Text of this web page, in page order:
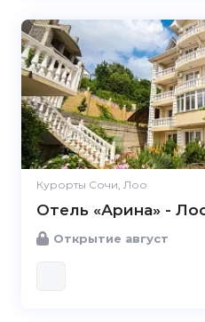
Курорты Сочи, Лоо
Отель «Арина» -
Открытие август